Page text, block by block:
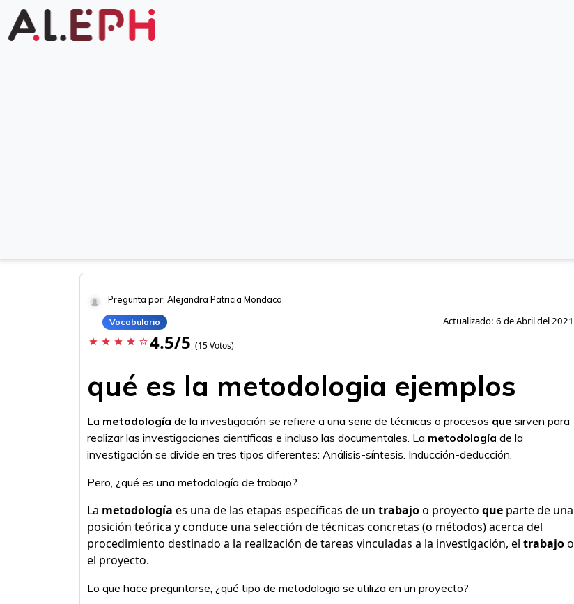
Pregunta por: Alejandra Patricia Mondaca
Vocabulario Actualizado: 6 de Abril del 2021
star star star star star_border 4.5/5 (15 Votos)
qué es la metodologia ejemplos
La metodología de la investigación se refiere a una serie de técnicas o procesos que sirven para
realizar las investigaciones científicas e incluso las documentales. La metodología de la
investigación se divide en tres tipos diferentes: Análisis-síntesis. Inducción-deducción.
Pero, ¿qué es una metodología de trabajo?
La metodología es una de las etapas específicas de un trabajoo proyecto que parte de una
posición teórica y conduce una selección de técnicas concretas (o métodos) acerca del
procedimiento destinado a la realización de tareas vinculadas a la investigación, el trabajoo
el proyecto.
Lo que hace preguntarse, ¿qué tipo de metodologia se utiliza en un proyecto?